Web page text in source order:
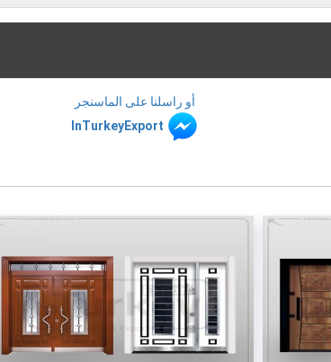
أو راسلنا على الماسنجر
InTurkeyExport